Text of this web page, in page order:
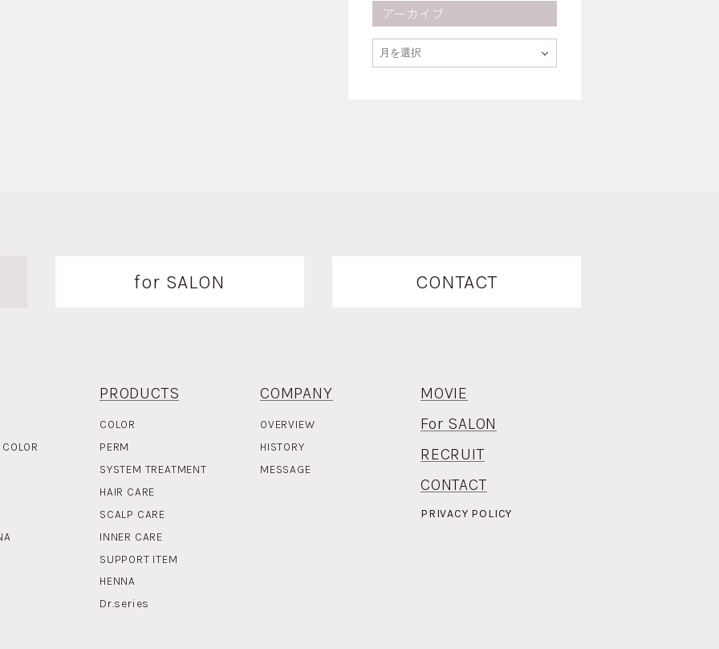
アーカイブ
for SALON CONTACT
PRODUCTS
COLOR
PERM
SYSTEM TREATMENT
HAIR CARE
SCALP CARE
INNER CARE
SUPPORT ITEM
HENNA
Dr.series
COMPANY
OVERVIEW
HISTORY
MESSAGE
MOVIE
For SALON
RECRUIT
CONTACT
PRIVACY POLICY